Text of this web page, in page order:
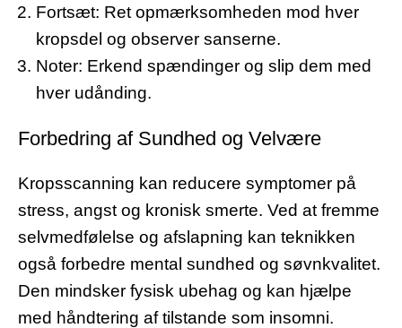
Fortsæt: Ret opmærksomheden mod hver
kropsdel og observer sanserne.
Noter: Erkend spændinger og slip dem med
hver udånding.
Forbedring af Sundhed og Velvære
Kropsscanning kan reducere symptomer på
stress, angst og kronisk smerte. Ved at fremme
selvmedfølelse og afslapning kan teknikken
også forbedre mental sundhed og søvnkvalitet.
Den mindsker fysisk ubehag og kan hjælpe
med håndtering af tilstande som insomni.